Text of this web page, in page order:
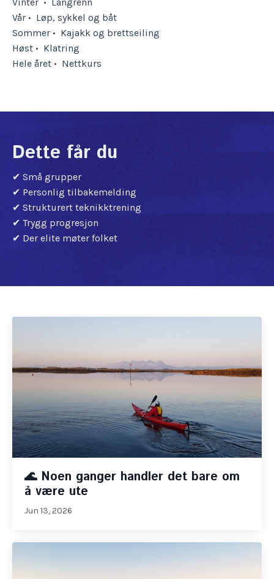
Vinter • Langrenn
Vår • Løp, sykkel og båt
Sommer • Kajakk og brettseiling
Høst • Klatring
Hele året • Nettkurs
Dette får du
✔ Små grupper
✔ Personlig tilbakemelding
✔ Strukturert teknikktrening
✔ Trygg progresjon
✔ Der elite møter folket
🌊 Noen ganger handler det bare om
å være ute
Jun 13, 2026